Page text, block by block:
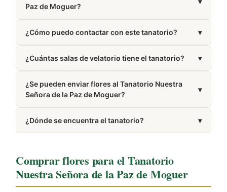
de defunción y, en caso de existir, la póliza de
Paz de Moguer?
¿Cómo puedo contactar con este tanatorio?
▾
aparece en la sección Cómo llegar de esta misma
página.
¿Cuántas salas de velatorio tiene el tanatorio? ▾
¿Se pueden enviar flores al Tanatorio Nuestra
Señora de la Paz de Moguer?
▾
funerarios en el tanatorio. Puedes hacer tu pedido
¿Dónde se encuentra el tanatorio? ▾
Comprar flores para el Tanatorio
Nuestra Señora de la Paz de Moguer